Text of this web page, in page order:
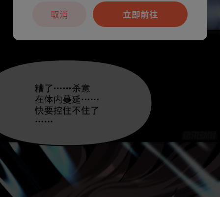
立即前往
取消